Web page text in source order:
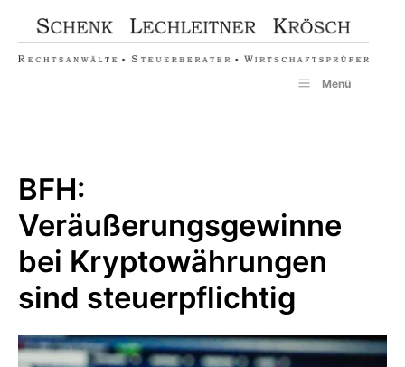
springen
Menü
BFH:
Veräußerungsgewinne
bei Kryptowährungen
sind steuerpflichtig